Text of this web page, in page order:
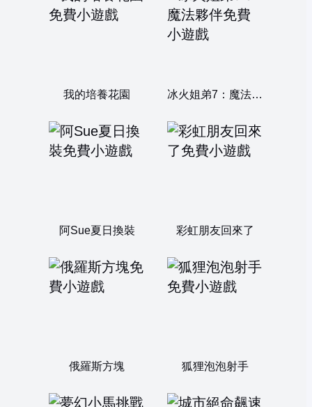
我的培養花園 冰火姐弟7：魔法夥伴
阿Sue夏日換裝 彩虹朋友回來了
俄羅斯方塊 狐狸泡泡射手